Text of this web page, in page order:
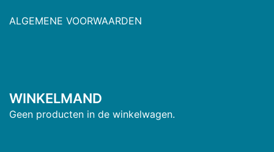
ALGEMENE VOORWAARDEN
WINKELMAND
Geen producten in de winkelwagen.